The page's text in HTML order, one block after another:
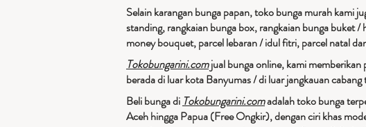
Selain karangan bunga papan, toko bunga murah kami
standing, rangkaian bunga box, rangkaian bunga buket
money bouquet, parcel lebaran / idul fitri, parcel natal
Tokobungarini.comjual bunga online, kami memberikan
berada di luar kota Banyumas / di luar jangkauan
Beli bunga di Tokobungarini.comadalah toko bunga
Aceh hingga Papua (Free Ongkir), dengan ciri khas